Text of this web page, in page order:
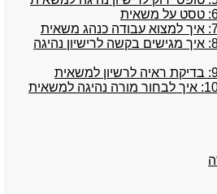
כתבת מידע 8: איך מגישים בקשה לרישיון נהיגה
כתבת מידע 10: איך לבחור מורה נהיגה למשאית